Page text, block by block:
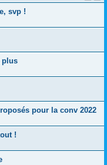
svp !
plus
pour la conv 2022
!